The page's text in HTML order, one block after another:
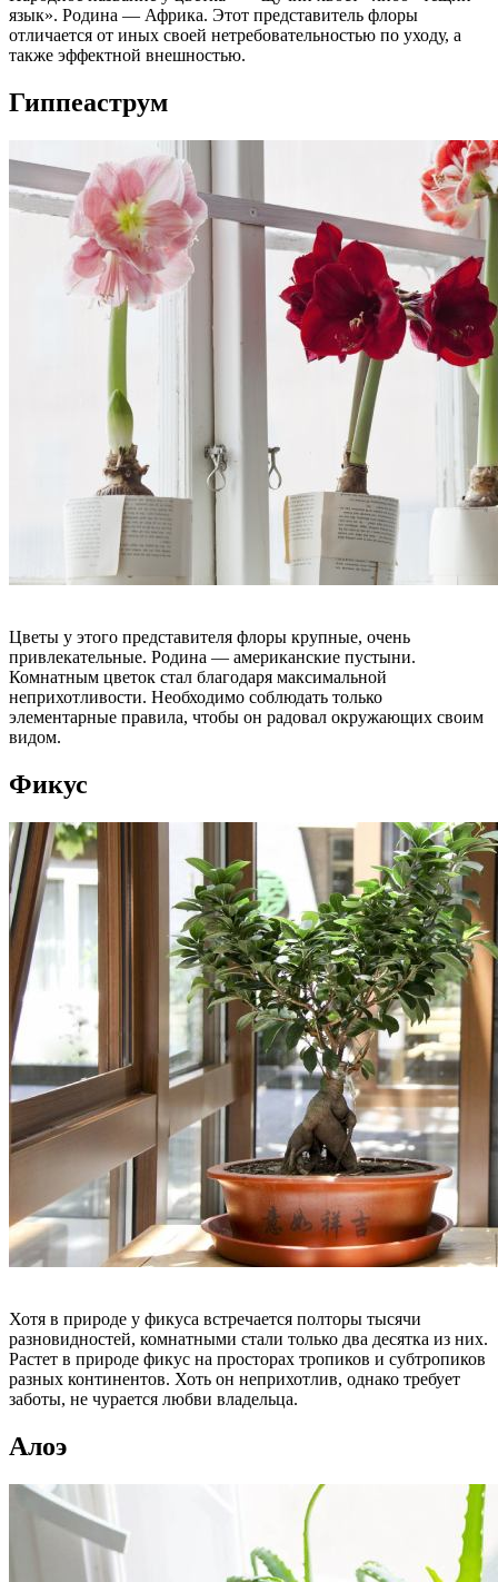
язык». Родина — Африка. Этот представитель флоры
отличается от иных своей нетребовательностью по уходу, а
также эффектной внешностью.
Гиппеаструм
Цветы у этого представителя флоры крупные, очень
привлекательные. Родина — американские пустыни.
Комнатным цветок стал благодаря максимальной
неприхотливости. Необходимо соблюдать только
элементарные правила, чтобы он радовал окружающих своим
видом.
Фикус
Хотя в природе у фикуса встречается полторы тысячи
разновидностей, комнатными стали только два десятка из них.
Растет в природе фикус на просторах тропиков и субтропиков
разных континентов. Хоть он неприхотлив, однако требует
заботы, не чурается любви владельца.
Алоэ